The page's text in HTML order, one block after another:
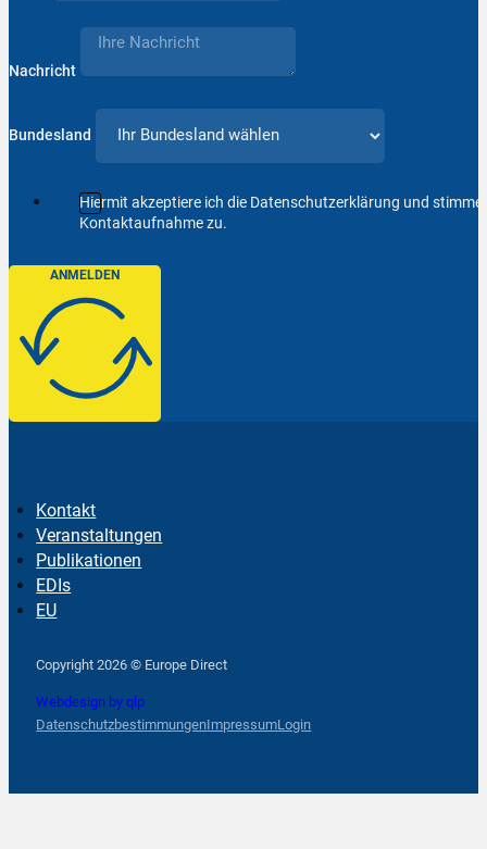
Nachricht
Bundesland
Hiermit akzeptiere ich die Datenschutzerklärung und
Kontaktaufnahme zu.
ANMELDEN
Kontakt
Veranstaltungen
Publikationen
EDIs
EU
Copyright 2026 © Europe Direct
Webdesign by qlp
DatenschutzbestimmungenImpressumLogin